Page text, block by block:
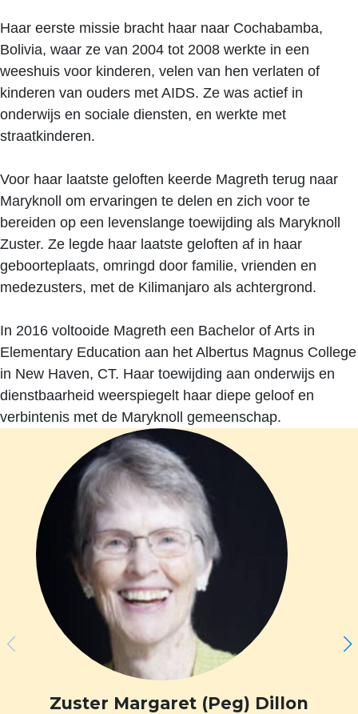
Haar eerste missie bracht haar naar Cochabamba,
Bolivia, waar ze van 2004 tot 2008 werkte in een
weeshuis voor kinderen, velen van hen verlaten of
kinderen van ouders met AIDS. Ze was actief in
onderwijs en sociale diensten, en werkte met
straatkinderen.
Voor haar laatste geloften keerde Magreth terug naar
Maryknoll om ervaringen te delen en zich voor te
bereiden op een levenslange toewijding als Maryknoll
Zuster. Ze legde haar laatste geloften af in haar
geboorteplaats, omringd door familie, vrienden en
medezusters, met de Kilimanjaro als achtergrond.
In 2016 voltooide Magreth een Bachelor of Arts in
Elementary Education aan het Albertus Magnus College
in New Haven, CT. Haar toewijding aan onderwijs en
dienstbaarheid weerspiegelt haar diepe geloof en
verbintenis met de Maryknoll gemeenschap.
Zuster Margaret (Peg) Dillon